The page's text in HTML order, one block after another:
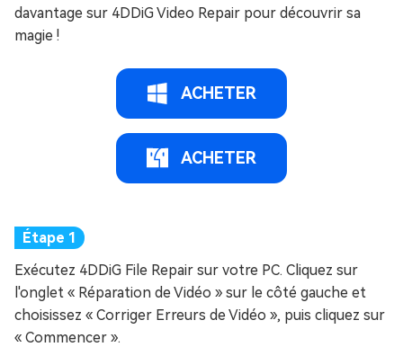
davantage sur 4DDiG Video Repair pour découvrir sa
magie !
ACHETER
ACHETER
Exécutez 4DDiG File Repair sur votre PC. Cliquez sur
l'onglet « Réparation de Vidéo » sur le côté gauche et
choisissez « Corriger Erreurs de Vidéo », puis cliquez sur
« Commencer ».